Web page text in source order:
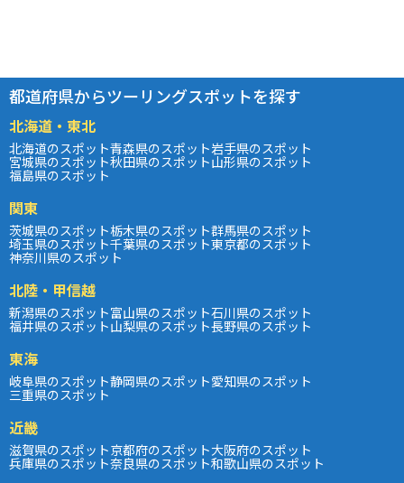
都道府県からツーリングスポットを探す
北海道・東北
北海道のスポット青森県のスポット岩手県のスポット
宮城県のスポット秋田県のスポット山形県のスポット
福島県のスポット
関東
茨城県のスポット栃木県のスポット群馬県のスポット
埼玉県のスポット千葉県のスポット東京都のスポット
神奈川県のスポット
北陸・甲信越
新潟県のスポット富山県のスポット石川県のスポット
福井県のスポット山梨県のスポット長野県のスポット
東海
岐阜県のスポット静岡県のスポット愛知県のスポット
三重県のスポット
近畿
滋賀県のスポット京都府のスポット大阪府のスポット
兵庫県のスポット奈良県のスポット和歌山県のスポット